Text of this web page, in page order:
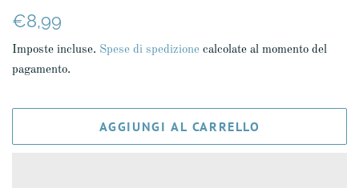
Prezzo
listino
€8,99
Imposte incluse. Spese di spedizione calcolate al momento del
pagamento.
AGGIUNGI AL CARRELLO